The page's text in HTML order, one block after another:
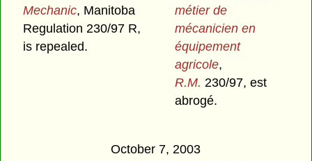
Mechanic, Manitoba
Regulation 230/97 R,
is repealed.
métier de
mécanicien en
équipement
agricole,
R.M. 230/97, est
abrogé.
October 7, 2003